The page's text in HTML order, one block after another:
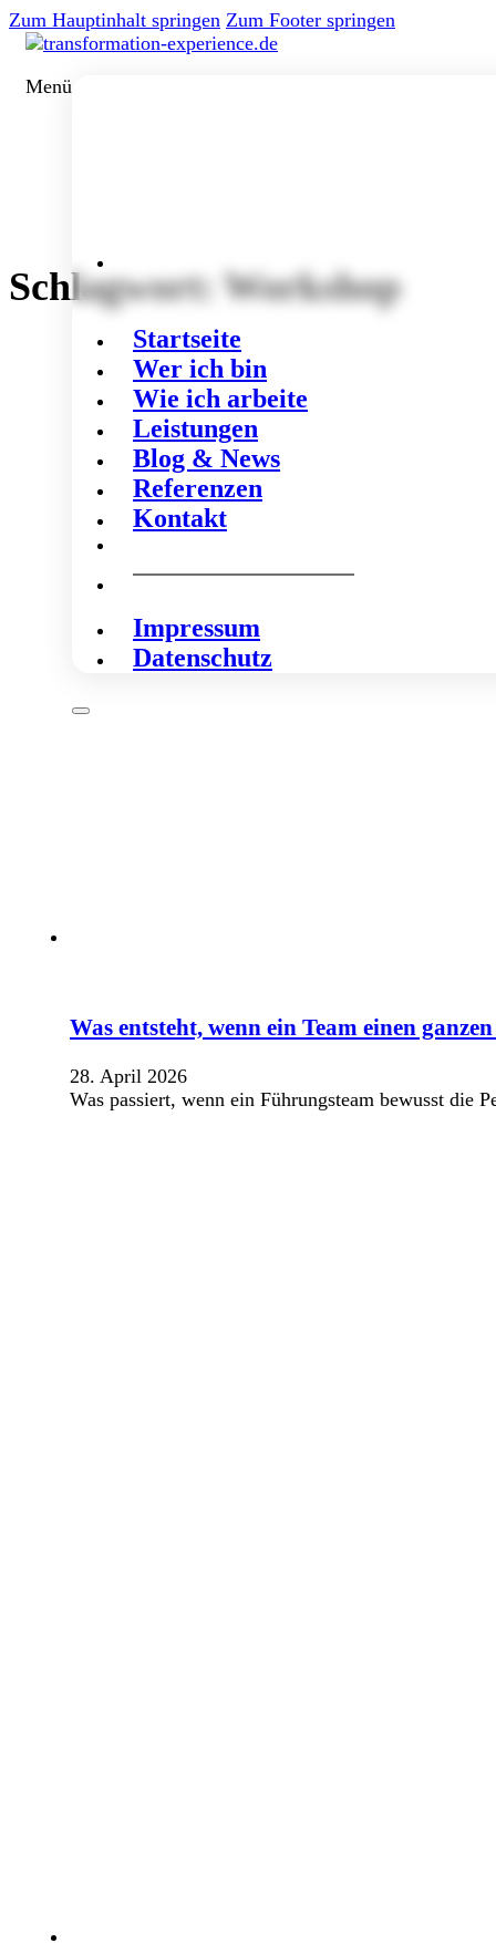
Zum Hauptinhalt springen Zum Footer springen
Menü
Startseite
Wer ich bin
Wie ich arbeite
Leistungen
Blog & News
Referenzen
Kontakt
Impressum
Datenschutz
Schlagwort: Workshop
Was entsteht, wenn ein Team einen
28. April 2026
Was passiert, wenn ein Führungsteam bewusst